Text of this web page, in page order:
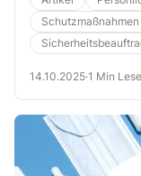
werden können.
14.10.2025·1 Min